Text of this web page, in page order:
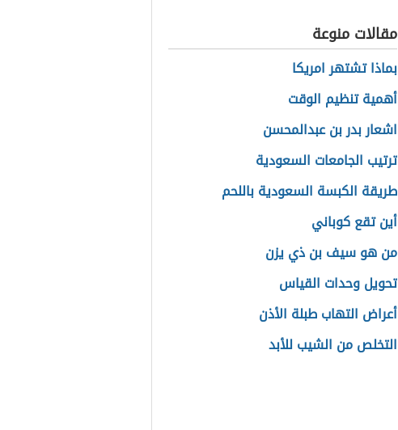
مقالات منوعة
بماذا تشتهر امريكا
أهمية تنظيم الوقت
اشعار بدر بن عبدالمحسن
ترتيب الجامعات السعودية
طريقة الكبسة السعودية باللحم
أين تقع كوباني
من هو سيف بن ذي يزن
تحويل وحدات القياس
أعراض التهاب طبلة الأذن
التخلص من الشيب للأبد